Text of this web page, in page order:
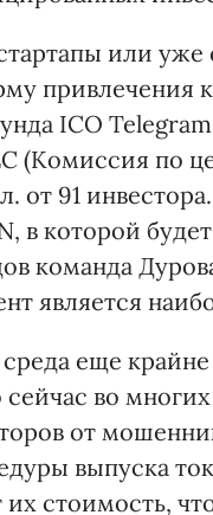
или
привлечения
ICO
(Комиссия
от 91
которой будет
команда
является
еще
во
от
выпуска
стоимость,